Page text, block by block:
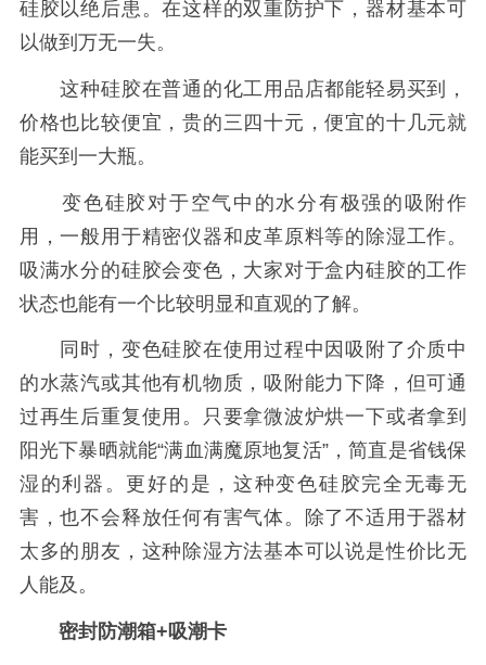
硅胶以绝后患。在这样的双重防护下，器材基本可
以做到万无一失。
这种硅胶在普通的化工用品店都能轻易买到，
价格也比较便宜，贵的三四十元，便宜的十几元就
能买到一大瓶。
变色硅胶对于空气中的水分有极强的吸附作
用，一般用于精密仪器和皮革原料等的除湿工作。
吸满水分的硅胶会变色，大家对于盒内硅胶的工作
状态也能有一个比较明显和直观的了解。
同时，变色硅胶在使用过程中因吸附了介质中
的水蒸汽或其他有机物质，吸附能力下降，但可通
过再生后重复使用。只要拿微波炉烘一下或者拿到
阳光下暴晒就能“满血满魔原地复活”，简直是省钱保
湿的利器。更好的是，这种变色硅胶完全无毒无
害，也不会释放任何有害气体。除了不适用于器材
太多的朋友，这种除湿方法基本可以说是性价比无
人能及。
密封防潮箱+吸潮卡